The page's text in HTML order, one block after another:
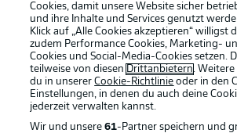
Cookies, damit unsere Website sicher
und ihre Inhalte und Services genutzt
Klick auf „Alle Cookies akzeptieren“ willigst
zudem Performance Cookies, Marketing-
Cookies und Social-Media-Cookies setzen.
teilweise von diesen Drittanbietern.
du in unsererCookie-Richtlinie oder in den
Einstellungen, in denen du auch deine
jederzeit verwalten kannst.
Wir und unsere61-Partner speichern und